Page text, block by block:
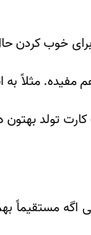
برای خوب
مثلاً به
تولد
مستقیماً